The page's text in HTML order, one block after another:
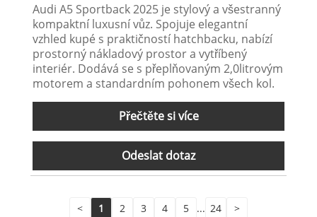
Audi A5 Sportback 2025 je stylový a všestranný
kompaktní luxusní vůz. Spojuje elegantní
vzhled kupé s praktičností hatchbacku, nabízí
prostorný nákladový prostor a vytříbený
interiér. Dodává se s přeplňovaným 2,0litrovým
motorem a standardním pohonem všech kol.
Přečtěte si více
Odeslat dotaz
< 1 2 3 4 5 ... 24 >